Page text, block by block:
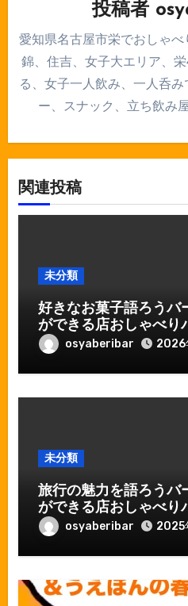
ン
投稿者
愛知県名古屋市栄でおしゃべ
錦、住吉、女子大エリア、
る、女子一人飲み、一人呑
ー、スナック、立ち飲み
関連投稿
未分類
好きなお菓子語ろうバ
ができる店おしゃべり
osyaberibar 2026
未分類
旅行の魅力を語ろうバ
ができる店おしゃべり
osyaberibar 2025